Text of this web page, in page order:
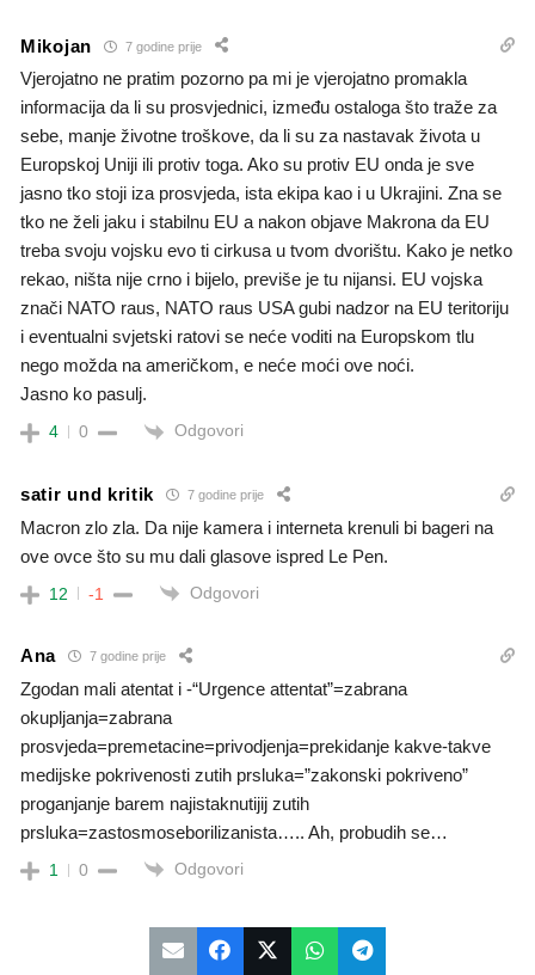
Mikojan 7 godine prije
Vjerojatno ne pratim pozorno pa mi je vjerojatno promakla
informacija da li su prosvjednici, između ostaloga što traže za
sebe, manje životne troškove, da li su za nastavak života u
Europskoj Uniji ili protiv toga. Ako su protiv EU onda je sve
jasno tko stoji iza prosvjeda, ista ekipa kao i u Ukrajini. Zna se
tko ne želi jaku i stabilnu EU a nakon objave Makrona da EU
treba svoju vojsku evo ti cirkusa u tvom dvorištu. Kako je netko
rekao, ništa nije crno i bijelo, previše je tu nijansi. EU vojska
znači NATO raus, NATO raus USA gubi nadzor na EU teritoriju
i eventualni svjetski ratovi se neće voditi na Europskom tlu
nego možda na američkom, e neće moći ove noći.
Jasno ko pasulj.
4 0 Odgovori
satir und kritik 7 godine prije
Macron zlo zla. Da nije kamera i interneta krenuli bi bageri na
ove ovce što su mu dali glasove ispred Le Pen.
12 -1 Odgovori
Ana 7 godine prije
Zgodan mali atentat i -“Urgence attentat”=zabrana
okupljanja=zabrana
prosvjeda=premetacine=privodjenja=prekidanje kakve-takve
medijske pokrivenosti zutih prsluka=”zakonski pokriveno”
proganjanje barem najistaknutijij zutih
prsluka=zastosmoseborilizanista….. Ah, probudih se…
1 0 Odgovori